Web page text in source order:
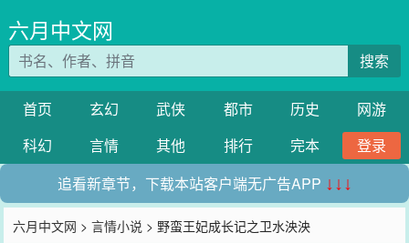
六月中文网
搜索
首页 玄幻 武侠 都市 历史
网游
科幻
言情 其他 排行 完本
登录
追看新章节，下载本站客户端无广告APP ↓↓↓
六月中文网 >言情小说 > 野蛮王妃成长记之卫水泱泱